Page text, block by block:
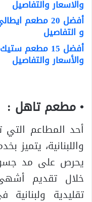
والاسعار والتفاصيل
أفضل 20 مطعم
و التفاصيل
أفضل 15 مطعم
والأسعار والتفاصيل
• مطعم تاهل :
أحد المطاعم التي
واللبنانية، يتميز
يحرص على مد
خلال تقديم
تقليدية